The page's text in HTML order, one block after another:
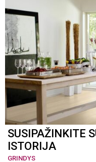
SUSIPAŽINKITE
ISTORIJA
GRINDYS